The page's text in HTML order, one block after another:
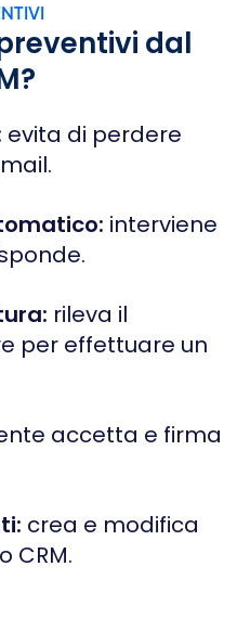
dal
evita di perdere
interviene
rileva il
per effettuare un
accetta e firma
crea e modifica
CRM.